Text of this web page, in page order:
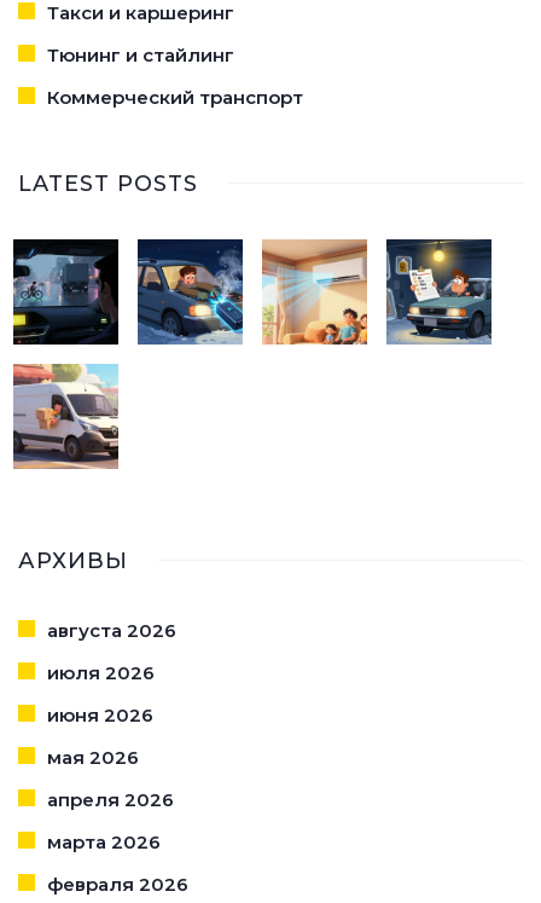
Такси и каршеринг
Тюнинг и стайлинг
Коммерческий транспорт
LATEST POSTS
АРХИВЫ
августа 2026
июля 2026
июня 2026
мая 2026
апреля 2026
марта 2026
февраля 2026